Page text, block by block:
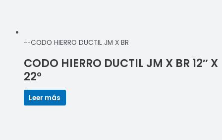
--CODO HIERRO DUCTIL JM X BR
CODO HIERRO DUCTIL JM X BR 12″ X
22°
Leer más